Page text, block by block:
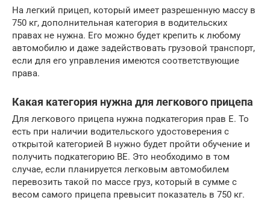
На легкий прицеп, который имеет разрешенную массу в
750 кг, дополнительная категория в водительских
правах не нужна. Его можно будет крепить к любому
автомобилю и даже задействовать грузовой транспорт,
если для его управления имеются соответствующие
права.
Какая категория нужна для легкового прицепа
Для легкового прицепа нужна подкатегория прав Е. То
есть при наличии водительского удостоверения с
открытой категорией В нужно будет пройти обучение и
получить подкатегорию ВЕ. Это необходимо в том
случае, если планируется легковым автомобилем
перевозить такой по массе груз, который в сумме с
весом самого прицепа превысит показатель в 750 кг.